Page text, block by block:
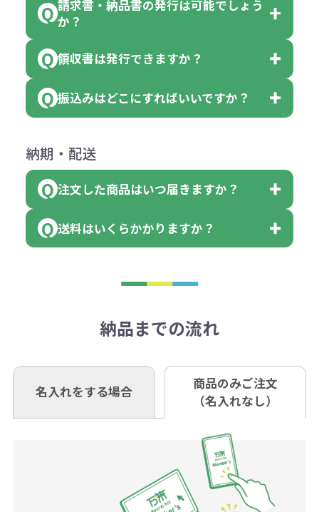
個、ブルーを90個、イエローを110
【色指定の仕方】
に必要な個数を入力ください。
※10個単位など購入できる単位が決
はまらない数を入力すると、アラー
アラートに従って数を調整してくだ
っていた場合
または返金にて対応させていただき
ます。
その際不良品については送料着払い
ください。
（商品の状態により、対応が変わる
※不良商品をご返却いただけない場
います。あらかじめご了承くださ
※不良商品は商品到着後7営業日以
お問合せ先
0120-979-907
AM10:00～PM5:00（土・日・祝日を
＜1色印刷の場合＞
（提供価格（商品代）+名入れ費用
（印刷代））×枚数+製版代
（提供価格（商品代）+名入れ費用
×色数
※例えば2色印刷の場合には、名入
れ費用が2倍、製版代が2倍必要で
相談下さい。
なお、印刷代はボリュームディスカ
同じ版で多くの数量を印刷すると、1
個当たりの印刷代単価がお安くなり
一方、数量が少なく一定数に満たな
い場合は、単価計算ではなく、印刷
代の基本料金を一式頂戴する場合が
見積もりサポートから個別でお問い
請求書・納品書の発行は可能でしょう
か？
会員様はマイページより各種帳票の
ダウンロードが可能です。
詳しくはこちらはご確認ください。
領収書のダウンロード
領収書は発行できますか？
会員様はマイページより各種帳票の
詳しくはこちらはご確認ください。
領収書のダウンロード
振込みはどこにすればいいですか？
下記口座にお願いします。
■三菱UFJ銀行
小田井支店（おたいしてん）
■ゆうちょ銀行（振替口座）
口座名 株式会社モノベーション
※振り込み手数料はお客さま負担と
なりますのでご注意ください。
納期・配送
注文した商品はいつ届きますか？
既製品の場合、ご入金確認後3営業
ご入金確認後約3週間となります。
定しているものもあります。
あれば、午前中までにご注文とご入
金いただければ翌日着でお送りする
お急ぎの場合、ご相談ください。最
大限努力いたします。
送料はいくらかかりますか？
き別途申し受けます。
も複数ヶ所への納品の場合、別途送
料頂戴する場合がございます。
詳細はこちらご確認ください。
納品までの流れ
名入れをする場合
商品のみご注文
（名入れなし）